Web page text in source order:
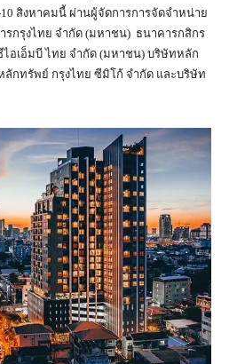
สิงหาคมนี้ ผ่านผู้จัดการการจัดจำหน่าย
รกรุงไทย จำกัด (มหาชน) ธนาคารกสิกร
อเอ็มบี ไทย จำกัด (มหาชน) บริษัทหลัก
ลักทรัพย์ กรุงไทย ซีมิโก้ จำกัด และบริษัท